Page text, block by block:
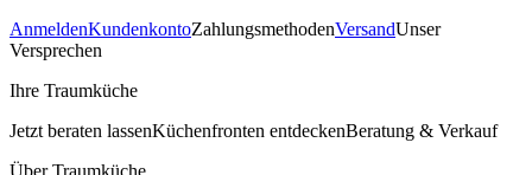
AnmeldenKundenkontoZahlungsmethodenVersandUnser
Versprechen
Ihre Traumküche
Jetzt beraten lassenKüchenfronten entdeckenBeratung & Verkauf
Über Traumküche